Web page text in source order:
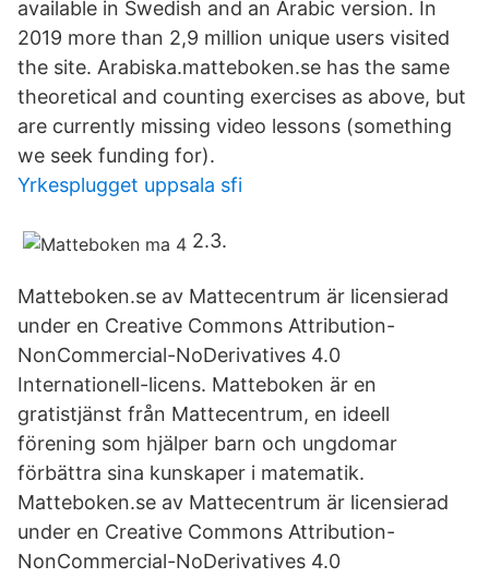
available in Swedish and an Arabic version. In
2019 more than 2,9 million unique users visited
the site. Arabiska.matteboken.se has the same
theoretical and counting exercises as above, but
are currently missing video lessons (something
we seek funding for).
Yrkesplugget uppsala sfi
2.3.
Matteboken.se av Mattecentrum är licensierad
under en Creative Commons Attribution-
NonCommercial-NoDerivatives 4.0
Internationell-licens. Matteboken är en
gratistjänst från Mattecentrum, en ideell
förening som hjälper barn och ungdomar
förbättra sina kunskaper i matematik.
Matteboken.se av Mattecentrum är licensierad
under en Creative Commons Attribution-
NonCommercial-NoDerivatives 4.0